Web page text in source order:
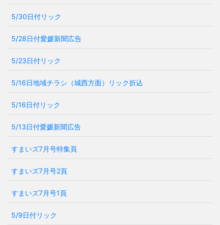
5/30日付リック
5/28日付愛媛新聞広告
5/23日付リック
5/16日地域チラシ（城西方面）リック折込
5/16日付リック
5/13日付愛媛新聞広告
すまいズ7月号特集頁
すまいズ7月号2頁
すまいズ7月号1頁
5/9日付リック